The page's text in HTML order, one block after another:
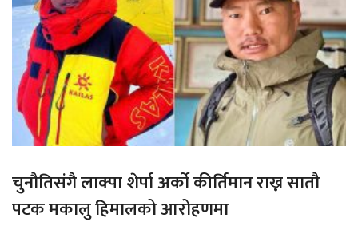
चुनौतिसंगै लाक्पा शेर्पा अर्को कीर्तिमान राख्न सातौ
पटक मकालु हिमालको आरोहणमा